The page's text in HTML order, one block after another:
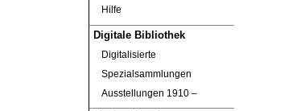
Hilfe
Digitale Bibliothek
Digitalisierte
Spezialsammlungen
Ausstellungen 1910 ‒